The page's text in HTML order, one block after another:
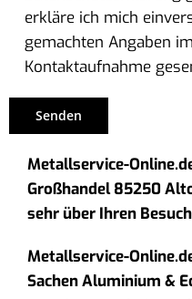
erkläre ich mich
gemachten Angaben
Kontaktaufnahme
Metallservice-
Großhandel 85250
sehr über Ihren
Metallservice-
Sachen Aluminium &